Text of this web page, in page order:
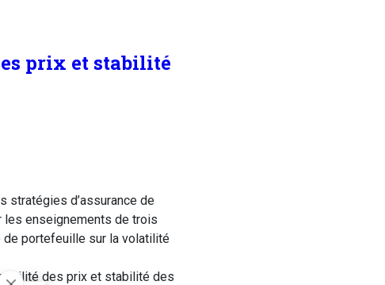
prix et stabilité
stratégies d’assurance de
les enseignements de trois
de portefeuille sur la volatilité
des prix et stabilité des